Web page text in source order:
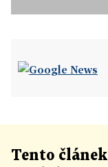
Tento článek